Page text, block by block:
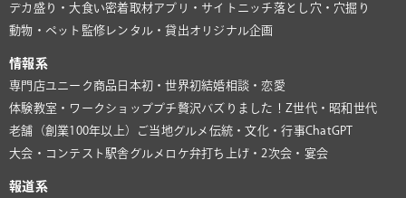
デカ盛り・大食い密着取材アプリ・サイト ニッチ落とし穴・穴掘り
動物・ペット 監修レンタル・貸出オリジナル企画
情報系
専門店ユニーク商品 日本初・世界初結婚相談・恋愛
体験教室・ワークショッププチ贅沢バズりました！ Z世代・昭和世代
老舗（創業100年以上）
ご当地グルメ 伝統・文化・行事ChatGPT
大会・コンテスト 駅舎グルメ ロケ弁打ち上げ・2次会・宴会
報道系